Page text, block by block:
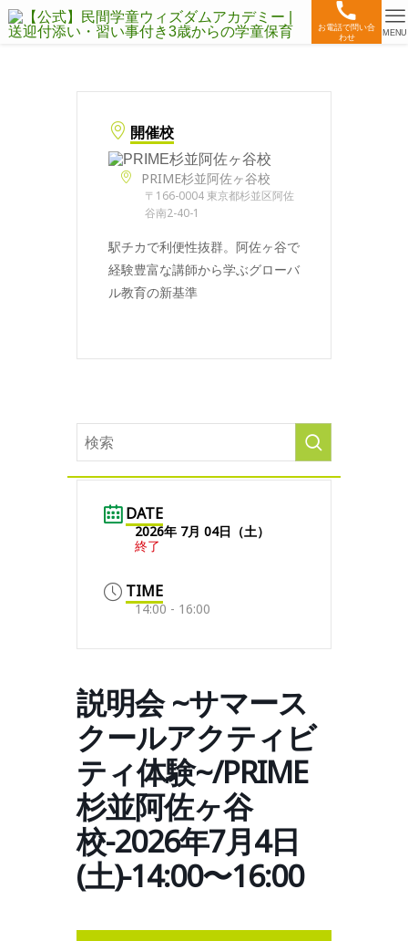
お電話で問い合
わせ
MENU
開催校
PRIME杉並阿佐ヶ谷校
〒166-0004 東京都杉並区阿佐
谷南2-40-1
駅チカで利便性抜群。阿佐ヶ谷で
経験豊富な講師から学ぶグローバ
ル教育の新基準
DATE
2026年 7月 04日（土）
終了
TIME
14:00 - 16:00
説明会 ~サマース
クールアクティビ
ティ体験~/PRIME
杉並阿佐ヶ谷
校-2026年7月4日
(土)-14:00〜16:00